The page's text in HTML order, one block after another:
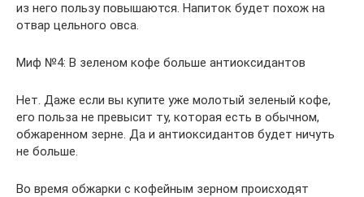
из него пользу повышаются. Напиток будет похож на
отвар цельного овса.
Миф №4: В зеленом кофе больше антиоксидантов
Нет. Даже если вы купите уже молотый зеленый кофе,
его польза не превысит ту, которая есть в обычном,
обжаренном зерне. Да и антиоксидантов будет ничуть
не больше.
Во время обжарки с кофейным зерном происходят